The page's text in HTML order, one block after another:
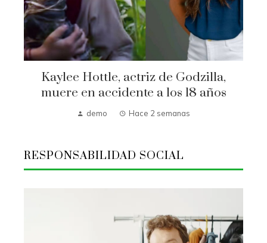
Kaylee Hottle, actriz de Godzilla,
muere en accidente a los 18 años
demo Hace 2 semanas
RESPONSABILIDAD SOCIAL